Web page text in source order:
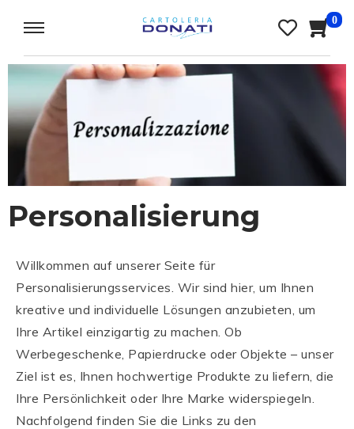
0
Personalisierung
Willkommen auf unserer Seite für
Personalisierungsservices. Wir sind hier, um Ihnen
kreative und individuelle Lösungen anzubieten, um
Ihre Artikel einzigartig zu machen. Ob
Werbegeschenke, Papierdrucke oder Objekte – unser
Ziel ist es, Ihnen hochwertige Produkte zu liefern, die
Ihre Persönlichkeit oder Ihre Marke widerspiegeln.
Nachfolgend finden Sie die Links zu den